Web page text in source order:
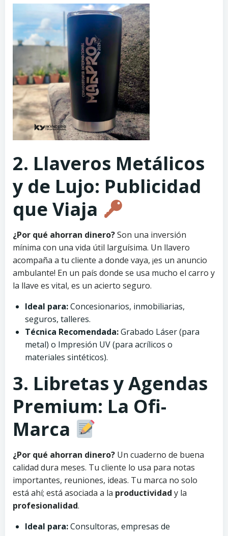
2. Llaveros Metálicos
y de Lujo: Publicidad
que Viaja
¿Por qué ahorran dinero?Son una inversión
mínima con una vida útil larguísima. Un llavero
acompaña a tu cliente a donde vaya, ¡es un anuncio
ambulante! En un país donde se usa mucho el carro y
la llave es vital, es un acierto seguro.
Ideal para:Concesionarios, inmobiliarias,
seguros, talleres.
Técnica Recomendada:Grabado Láser (para
metal) o Impresión UV (para acrílicos o
materiales sintéticos).
3. Libretas y Agendas
Premium: La Ofi-
Marca
¿Por qué ahorran dinero? Un cuaderno de buena
calidad dura meses. Tu cliente lo usa para notas
importantes, reuniones, ideas. Tu marca no solo
está ahí; está asociada a la productividad y la
profesionalidad.
Ideal para:Consultoras, empresas de